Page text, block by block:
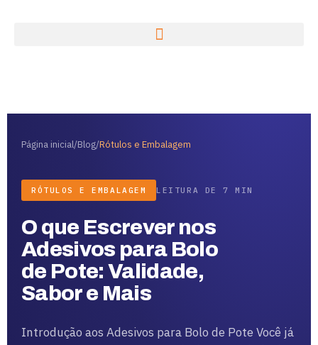
Página inicial/Blog/Rótulos e Embalagem
RÓTULOS E EMBALAGEM LEITURA DE 7 MIN
O que Escrever nos
Adesivos para Bolo
de Pote: Validade,
Sabor e Mais
Introdução aos Adesivos para Bolo de Pote Você já